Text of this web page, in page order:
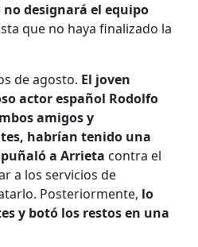
no designará el equipo
que no haya finalizado la
de agosto. El joven
actor español Rodolfo
amigos y
habrían tenido una
a Arrieta contra el
a los servicios de
Posteriormente, lo
y botó los restos en una